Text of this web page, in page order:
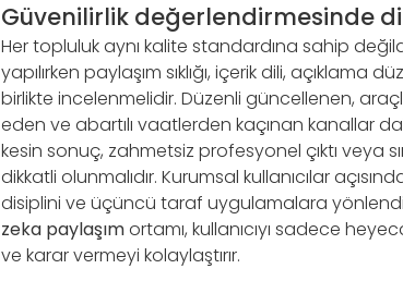
Güvenilirlik değerlendirmesinde
Her topluluk aynı kalite standardına sahip
yapılırken paylaşım sıklığı, içerik dili, açıklama
birlikte incelenmelidir. Düzenli güncellenen,
eden ve abartılı vaatlerden kaçınan kanallar
kesin sonuç, zahmetsiz profesyonel çıktı veya
dikkatli olunmalıdır. Kurumsal kullanıcılar
disiplini ve üçüncü taraf uygulamalara
zeka paylaşımortamı, kullanıcıyı sadece
ve karar vermeyi kolaylaştırır.